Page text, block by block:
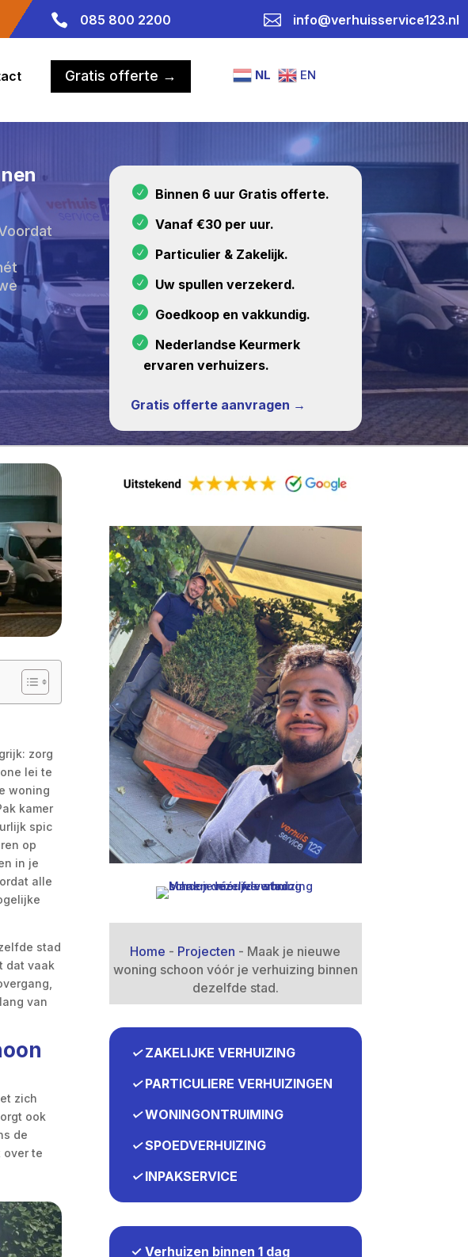
 085 800 2200  info@verhuisservice123.nl
Gratis offerte → NL EN
Binnen 6 uur Gratis offerte.
Vanaf €30 per uur.
Particulier & Zakelijk.
Uw spullen verzekerd.
Goedkoop en vakkundig.
Nederlandse Keurmerk
ervaren verhuizers.
Gratis offerte aanvragen →
zorg
lei te
woning
kamer
spic
op
in je
alle
stad
dat vaak
van
zich
ook
de
over te
Home - Projecten - Maak je nieuwe
woning schoon vóór je verhuizing binnen
dezelfde stad.​
✓ZAKELIJKE VERHUIZING
✓PARTICULIERE VERHUIZINGEN
✓WONINGONTRUIMING
✓SPOEDVERHUIZING
✓INPAKSERVICE
✓ Verhuizen binnen 1 dag